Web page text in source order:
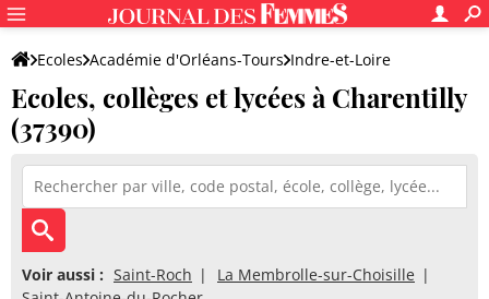
Ecoles Académie d'Orléans-Tours Indre-et-Loire
Ecoles, collèges et lycées à Charentilly
(37390)
Voir aussi : Saint-Roch
La Membrolle-sur-Choisille